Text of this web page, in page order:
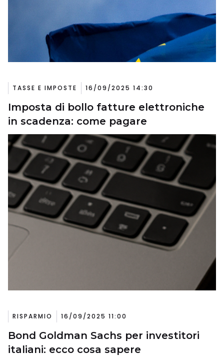
TASSE E IMPOSTE 16/09/2025 14:30
Imposta di bollo fatture elettroniche
in scadenza: come pagare
RISPARMIO 16/09/2025 11:00
Bond Goldman Sachs per investitori
italiani: ecco cosa sapere